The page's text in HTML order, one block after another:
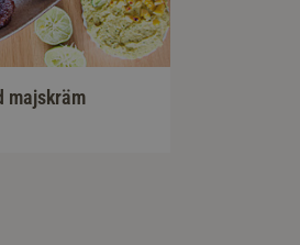
majskräm